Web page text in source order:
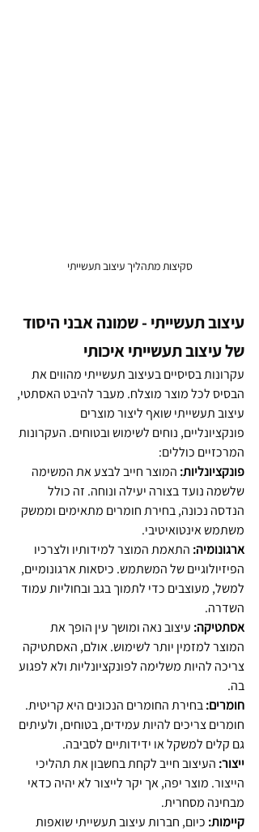
סקיצות מתהליך עיצוב תעשייתי
עיצוב תעשייתי - שמונה אבני היסוד
של עיצוב תעשייתי איכותי
עקרונות בסיסיים בעיצוב תעשייתי מהווים את
הבסיס לכל מוצר מוצלח. מעבר להיבט האסתטי,
עיצוב תעשייתי שואף ליצור מוצרים
פונקציונליים, נוחים לשימוש ובטוחים. העקרונות
המרכזיים כוללים:
פונקציונליות: המוצר חייב לבצע את המשימה
שלשמה נועד בצורה יעילה ונוחה. זה כולל
הנדסה נכונה, בחירת חומרים מתאימים וממשק
משתמש אינטואיטיבי.
ארגונומיה: התאמת המוצר למידותיו ולצרכיו
הפיזיולוגיים של המשתמש. כיסאות ארגונומיים,
למשל, מעוצבים כדי לתמוך בגב ובחוליות עמוד
השדרה.
אסתטיקה: עיצוב נאה ומושך עין הופך את
המוצר למזמין יותר לשימוש. אולם, האסתטיקה
צריכה להיות משלימה לפונקציונליות ולא לפגוע
בה.
חומרים: בחירת החומרים הנכונים היא קריטית.
חומרים צריכים להיות עמידים, בטוחים, ולעיתים
גם קלים למשקל או ידידותיים לסביבה.
ייצור: העיצוב חייב לקחת בחשבון את תהליכי
הייצור. מוצר יפה, אך יקר לייצור לא יהיה כדאי
מבחינה מסחרית.
קיימות: כיום, חברות עיצוב תעשייתי שואפות